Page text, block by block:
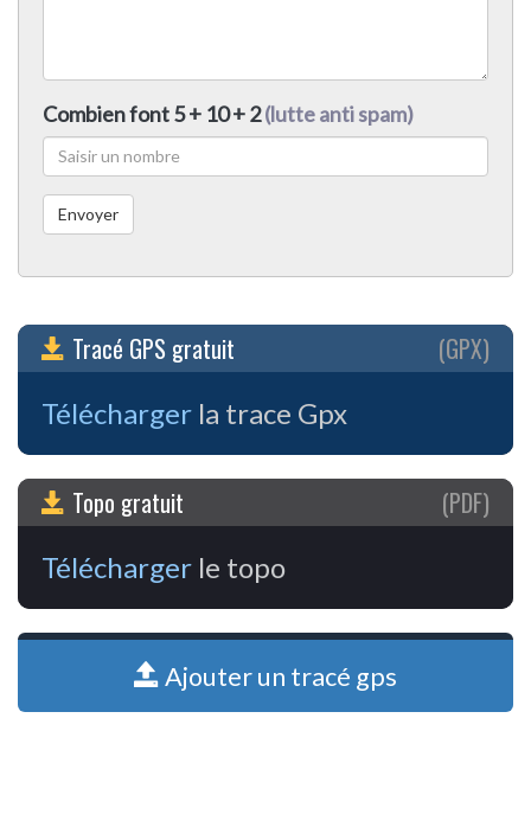
Combien font 5 + 10 + 2(lutte anti spam)
Tracé GPS gratuit (GPX)
Télécharger la trace Gpx
Topo gratuit (PDF)
Télécharger le topo
Ajouter un tracé gps